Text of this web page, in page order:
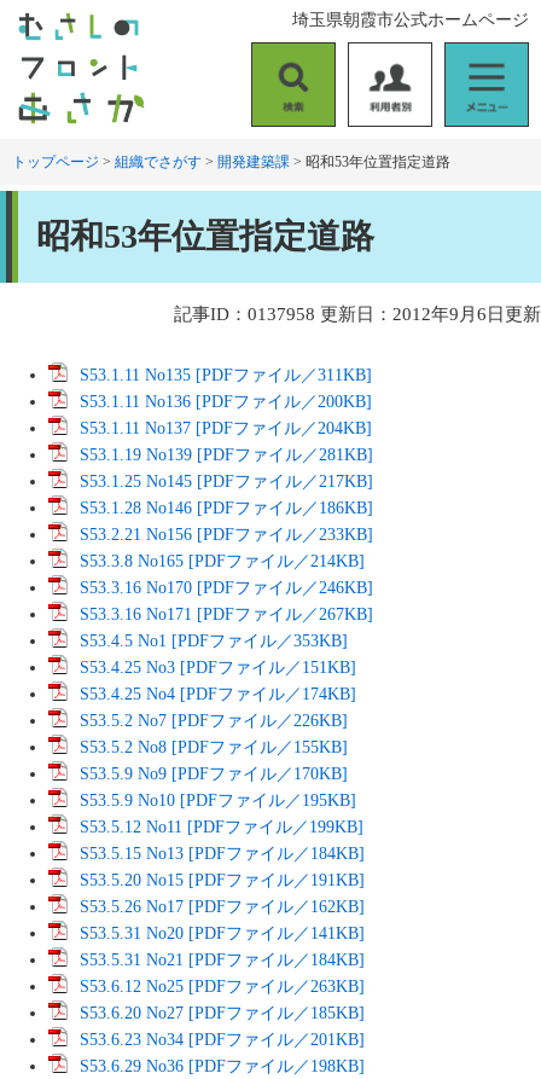
す
し
索
用
者
ニ
ュ
埼玉県朝霞市公式ホームページ
トップページ > 組織でさがす > 開発建築課 > 昭和53年位置指定道路
昭和53年位置指定道路
記事ID：0137958 更新日：2012年9月6日更新
S53.1.11 No135 [PDFファイル／311KB]
S53.1.11 No136 [PDFファイル／200KB]
S53.1.11 No137 [PDFファイル／204KB]
S53.1.19 No139 [PDFファイル／281KB]
S53.1.25 No145 [PDFファイル／217KB]
S53.1.28 No146 [PDFファイル／186KB]
S53.2.21 No156 [PDFファイル／233KB]
S53.3.8 No165 [PDFファイル／214KB]
S53.3.16 No170 [PDFファイル／246KB]
S53.3.16 No171 [PDFファイル／267KB]
S53.4.5 No1 [PDFファイル／353KB]
S53.4.25 No3 [PDFファイル／151KB]
S53.4.25 No4 [PDFファイル／174KB]
S53.5.2 No7 [PDFファイル／226KB]
S53.5.2 No8 [PDFファイル／155KB]
S53.5.9 No9 [PDFファイル／170KB]
S53.5.9 No10 [PDFファイル／195KB]
S53.5.12 No11 [PDFファイル／199KB]
S53.5.15 No13 [PDFファイル／184KB]
S53.5.20 No15 [PDFファイル／191KB]
S53.5.26 No17 [PDFファイル／162KB]
S53.5.31 No20 [PDFファイル／141KB]
S53.5.31 No21 [PDFファイル／184KB]
S53.6.12 No25 [PDFファイル／263KB]
S53.6.20 No27 [PDFファイル／185KB]
S53.6.23 No34 [PDFファイル／201KB]
S53.6.29 No36 [PDFファイル／198KB]